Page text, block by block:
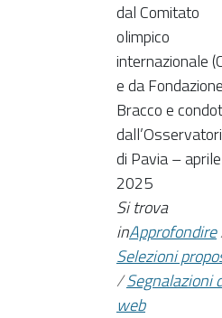
dal Comitato
olimpico
internazionale
e da Fondazione
Bracco e
di Pavia – aprile
2025
Si trova
inApprofondire
Selezioni
/Segnalazioni
web